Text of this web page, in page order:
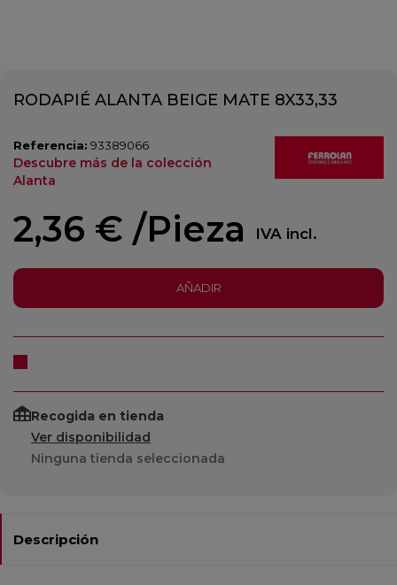
RODAPIÉ ALANTA BEIGE MATE 8X33,33
Referencia: 93389066
Descubre más de la colección
Alanta
2,36 € /Pieza IVA incl.
AÑADIR
Recogida en tienda
Ver disponibilidad
Ninguna tienda seleccionada
Descripción